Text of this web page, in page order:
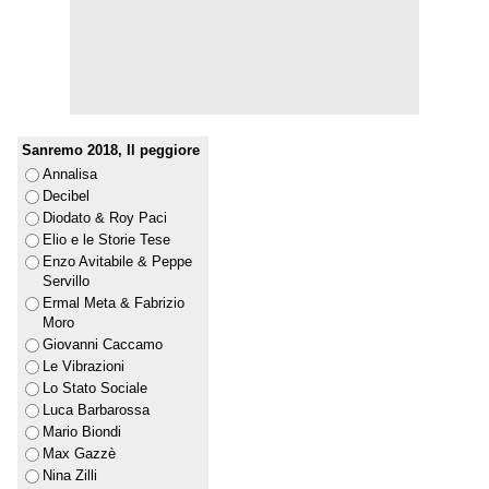
Sanremo 2018, Il peggiore
Annalisa
Decibel
Diodato & Roy Paci
Elio e le Storie Tese
Enzo Avitabile & Peppe
Servillo
Ermal Meta & Fabrizio
Moro
Giovanni Caccamo
Le Vibrazioni
Lo Stato Sociale
Luca Barbarossa
Mario Biondi
Max Gazzè
Nina Zilli